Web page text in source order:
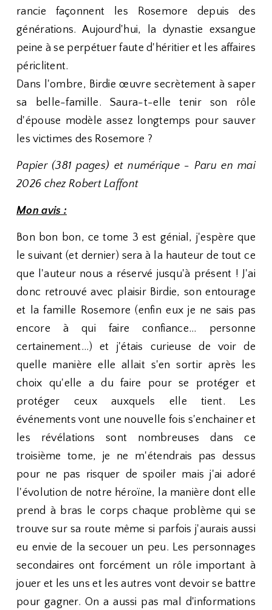
rancie façonnent les Rosemore depuis des
générations. Aujourd'hui, la dynastie exsangue
peine à se perpétuer faute d'héritier et les affaires
périclitent.
Dans l'ombre, Birdie œuvre secrètement à saper
sa belle-famille. Saura-t-elle tenir son rôle
d'épouse modèle assez longtemps pour sauver
les victimes des Rosemore ?
Papier (381 pages) et numérique - Paru en mai
2026 chez Robert Laffont
Mon avis :
Bon bon bon, ce tome 3 est génial, j'espère que
le suivant (et dernier) sera à la hauteur de tout ce
que l'auteur nous a réservé jusqu'à présent ! J'ai
donc retrouvé avec plaisir Birdie, son entourage
et la famille Rosemore (enfin eux je ne sais pas
encore à qui faire confiance... personne
certainement...) et j'étais curieuse de voir de
quelle manière elle allait s'en sortir après les
choix qu'elle a du faire pour se protéger et
protéger ceux auxquels elle tient. Les
événements vont une nouvelle fois s'enchainer et
les révélations sont nombreuses dans ce
troisième tome, je ne m'étendrais pas dessus
pour ne pas risquer de spoiler mais j'ai adoré
l'évolution de notre héroïne, la manière dont elle
prend à bras le corps chaque problème qui se
trouve sur sa route même si parfois j'aurais aussi
eu envie de la secouer un peu. Les personnages
secondaires ont forcément un rôle important à
jouer et les uns et les autres vont devoir se battre
pour gagner. On a aussi pas mal d'informations